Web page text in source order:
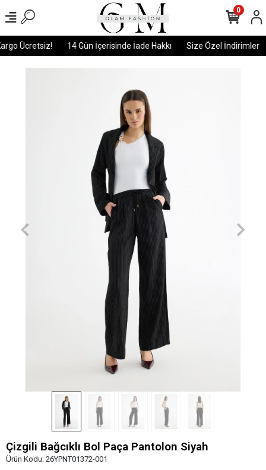
Ücretsiz! 14 Gün İçerisinde İade Hakkı Size Özel İndirimler
0
Çizgili Bağcıklı Bol Paça Pantolon Siyah
Ürün Kodu: 26YPNT01372-001